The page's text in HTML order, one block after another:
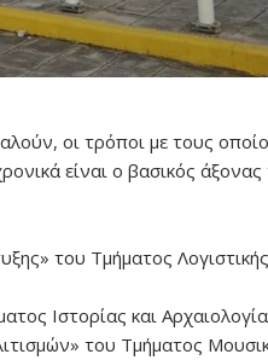
οι τρόποι με τους
είναι ο βασικός
του Τμήματος
Ιστορίας και
του Τμήματος